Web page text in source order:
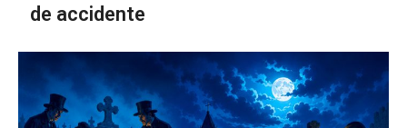
de accidente